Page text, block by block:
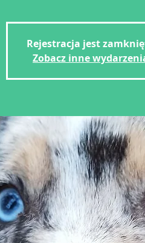
Rejestracja jest
Zobacz inne